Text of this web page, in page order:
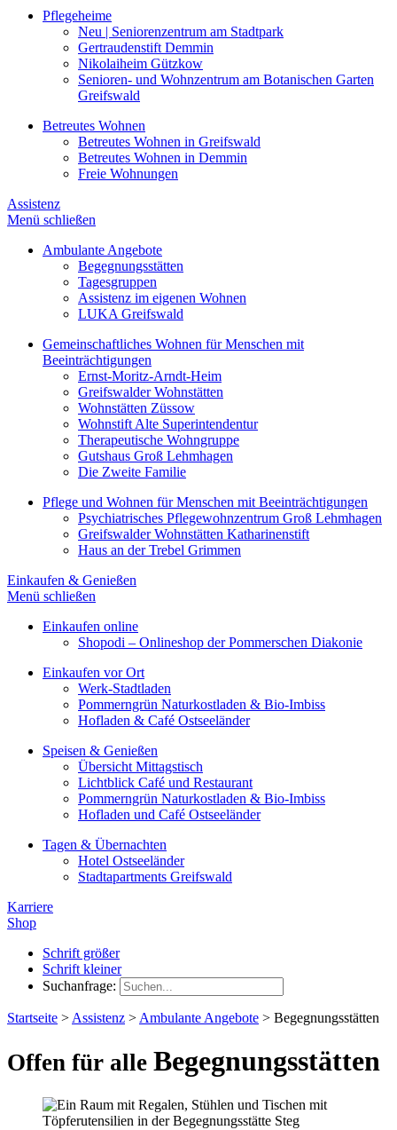
Pflegeheime
Neu | Seniorenzentrum am Stadtpark
Gertraudenstift Demmin
Nikolaiheim Gützkow
Senioren- und Wohnzentrum am Botanischen Garten
Greifswald
Betreutes Wohnen
Betreutes Wohnen in Greifswald
Betreutes Wohnen in Demmin
Freie Wohnungen
Assistenz
Menü schließen
Ambulante Angebote
Begegnungsstätten
Tagesgruppen
Assistenz im eigenen Wohnen
LUKA Greifswald
Gemeinschaftliches Wohnen für Menschen mit
Beeinträchtigungen
Ernst-Moritz-Arndt-Heim
Greifswalder Wohnstätten
Wohnstätten Züssow
Wohnstift Alte Superintendentur
Therapeutische Wohngruppe
Gutshaus Groß Lehmhagen
Die Zweite Familie
Pflege und Wohnen für Menschen mit Beeinträchtigungen
Psychiatrisches Pflegewohnzentrum Groß Lehmhagen
Greifswalder Wohnstätten Katharinenstift
Haus an der Trebel Grimmen
Einkaufen & Genießen
Menü schließen
Einkaufen online
Shopodi – Onlineshop der Pommerschen Diakonie
Einkaufen vor Ort
Werk-Stadtladen
Pommerngrün Naturkostladen & Bio-Imbiss
Hofladen & Café Ostseeländer
Speisen & Genießen
Übersicht Mittagstisch
Lichtblick Café und Restaurant
Pommerngrün Naturkostladen & Bio-Imbiss
Hofladen und Café Ostseeländer
Tagen & Übernachten
Hotel Ostseeländer
Stadtapartments Greifswald
Karriere
Shop
Schrift größer
Schrift kleiner
Suchanfrage:
Startseite > Assistenz > Ambulante Angebote > Begegnungsstätten
Offen für alle Begegnungsstätten